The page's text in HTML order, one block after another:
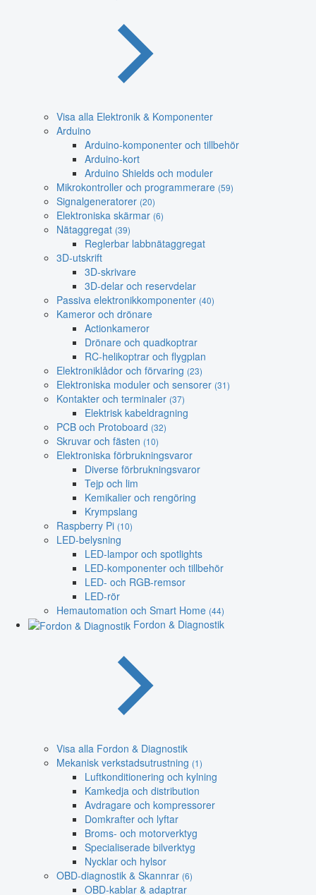
Visa alla Elektronik & Komponenter
Arduino
Arduino-komponenter och tillbehör
Arduino-kort
Arduino Shields och moduler
Mikrokontroller och programmerare (59)
Signalgeneratorer (20)
Elektroniska skärmar (6)
Nätaggregat (39)
Reglerbar labbnätaggregat
3D-utskrift
3D-skrivare
3D-delar och reservdelar
Passiva elektronikkomponenter (40)
Kameror och drönare
Actionkameror
Drönare och quadkoptrar
RC-helikoptrar och flygplan
Elektroniklådor och förvaring (23)
Elektroniska moduler och sensorer (31)
Kontakter och terminaler (37)
Elektrisk kabeldragning
PCB och Protoboard (32)
Skruvar och fästen (10)
Elektroniska förbrukningsvaror
Diverse förbrukningsvaror
Tejp och lim
Kemikalier och rengöring
Krympslang
Raspberry Pi (10)
LED-belysning
LED-lampor och spotlights
LED-komponenter och tillbehör
LED- och RGB-remsor
LED-rör
Hemautomation och Smart Home (44)
Fordon & Diagnostik
Visa alla Fordon & Diagnostik
Mekanisk verkstadsutrustning (1)
Luftkonditionering och kylning
Kamkedja och distribution
Avdragare och kompressorer
Domkrafter och lyftar
Broms- och motorverktyg
Specialiserade bilverktyg
Nycklar och hylsor
OBD-diagnostik & Skannrar (6)
OBD-kablar & adaptrar